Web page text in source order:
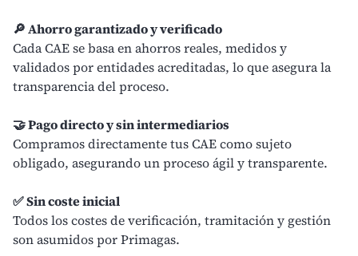
🔎 Ahorro garantizado y verificado
Cada CAE se basa en ahorros reales, medidos y
validados por entidades acreditadas, lo que asegura la
transparencia del proceso.
🤝 Pago directo y sin intermediarios
Compramos directamente tus CAE como sujeto
obligado, asegurando un proceso ágil y transparente.
✅ Sin coste inicial
Todos los costes de verificación, tramitación y gestión
son asumidos por Primagas.